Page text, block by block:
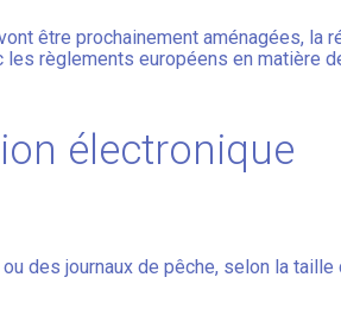
être prochainement aménagées, la
les règlements européens en matière
électronique
des journaux de pêche, selon la taille